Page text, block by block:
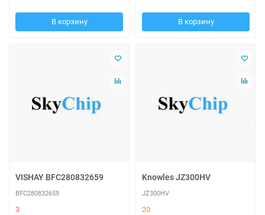
В корзину В корзину
VISHAY BFC280832659
BFC280832659
3
Knowles JZ300HV
JZ300HV
20